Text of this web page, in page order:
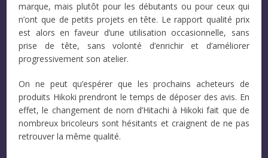
marque, mais plutôt pour les débutants ou pour ceux qui
n’ont que de petits projets en tête. Le rapport qualité prix
est alors en faveur d’une utilisation occasionnelle, sans
prise de tête, sans volonté d’enrichir et d’améliorer
progressivement son atelier.
On ne peut qu’espérer que les prochains acheteurs de
produits Hikoki prendront le temps de déposer des avis. En
effet, le changement de nom d’Hitachi à Hikoki fait que de
nombreux bricoleurs sont hésitants et craignent de ne pas
retrouver la même qualité.